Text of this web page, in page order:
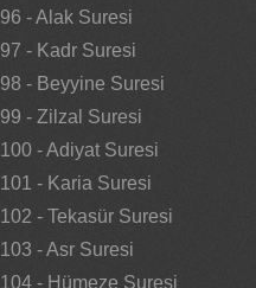
96 - Alak Suresi
97 - Kadr Suresi
98 - Beyyine Suresi
99 - Zilzal Suresi
100 - Adiyat Suresi
101 - Karia Suresi
102 - Tekasür Suresi
103 - Asr Suresi
104 - Hümeze Suresi